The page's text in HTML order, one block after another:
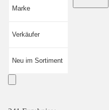
Marke
Verkäufer
Neu im Sortiment